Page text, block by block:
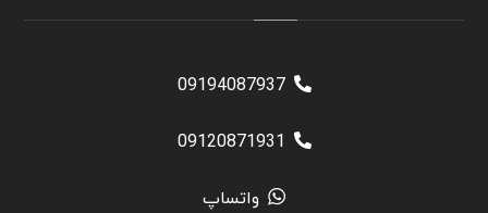
09194087937
09120871931
واتساپ